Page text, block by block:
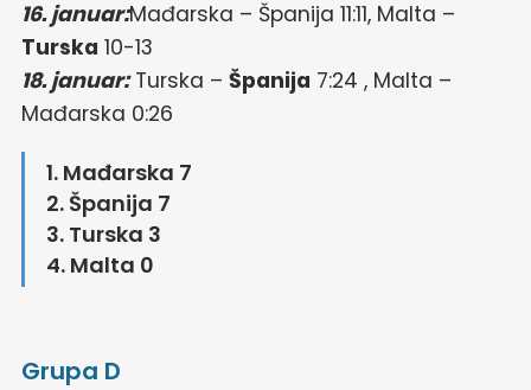
16. januar:Mađarska – Španija 11:11, Malta –
Turska 10-13
18. januar:Turska – Španija 7:24 , Malta –
Mađarska 0:26
1. Mađarska 7
2. Španija 7
3. Turska 3
4. Malta 0
Grupa D